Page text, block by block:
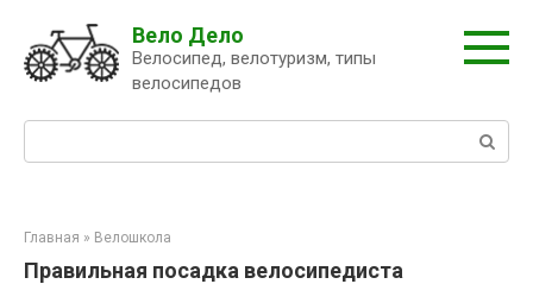
контенту
Вело Дело
Велосипед, велотуризм, типы
велосипедов
Главная » Велошкола
Правильная посадка велосипедиста